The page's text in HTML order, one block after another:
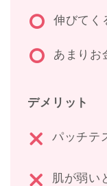
伸びてく
あまりお
デメリット
パッチテ
肌が弱い